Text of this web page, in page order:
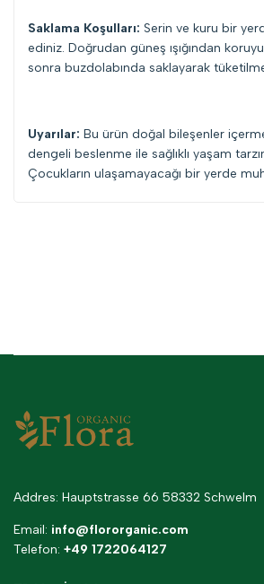
Saklama Koşulları: Serin ve kuru bir
ediniz. Doğrudan güneş ışığından
sonra buzdolabında saklayarak
Uyarılar: Bu ürün doğal bileşenler
dengeli beslenme ile sağlıklı yaşam
Çocukların ulaşamayacağı bir yerde
Addres: Hauptstrasse 66 58332 Schwelm
Email: info@flororganic.com
Telefon: +49 1722064127